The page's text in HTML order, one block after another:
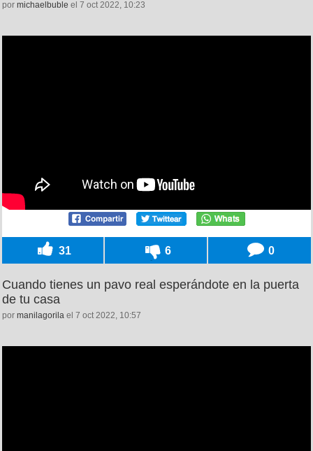
por michaelbuble el 7 oct 2022, 10:23
31 6 0
Cuando tienes un pavo real esperándote en la puerta
de tu casa
por manilagorila el 7 oct 2022, 10:57